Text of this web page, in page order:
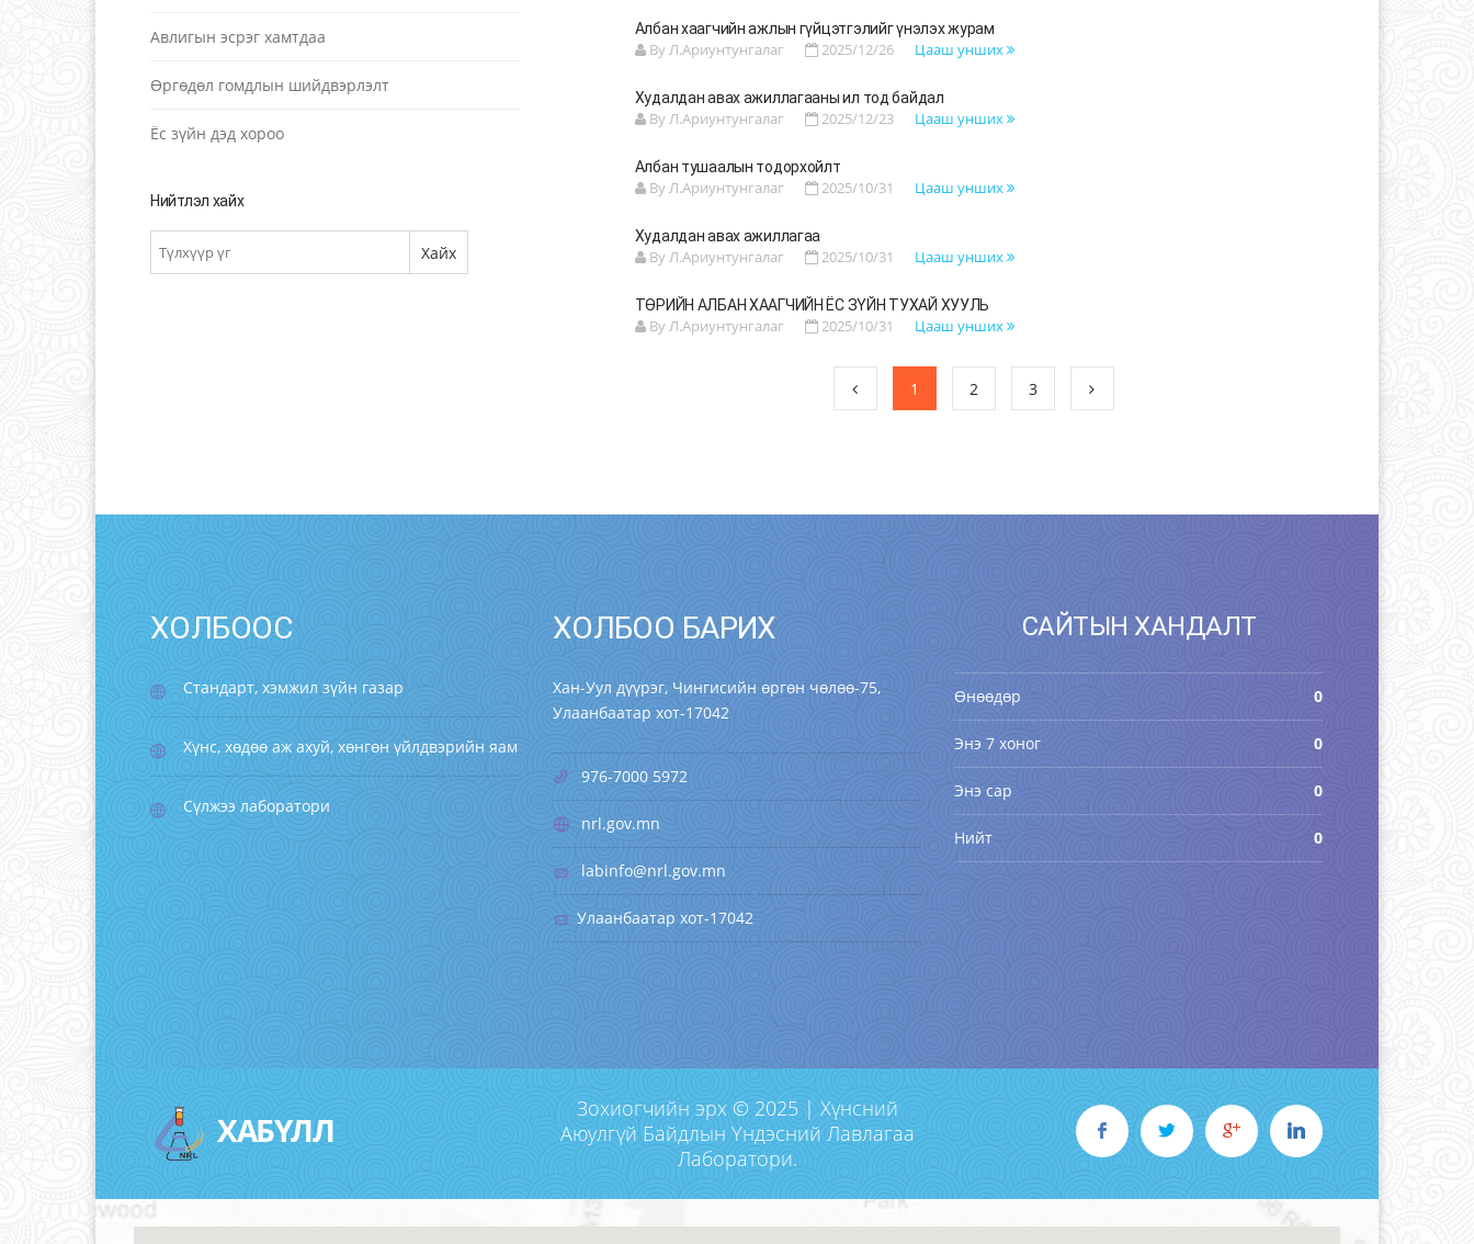
Авлигын эсрэг хамтдаа
Өргөдөл гомдлын шийдвэрлэлт
Ёс зүйн дэд хороо
Нийтлэл хайх
Албан хаагчийн ажлын гүйцэтгэлийг үнэлэх журам
By Л.Ариунтунгалаг 2025/12/26 Цааш унших
Худалдан авах ажиллагааны ил тод байдал
By Л.Ариунтунгалаг 2025/12/23 Цааш унших
Албан тушаалын тодорхойлт
By Л.Ариунтунгалаг 2025/10/31 Цааш унших
Худалдан авах ажиллагаа
By Л.Ариунтунгалаг 2025/10/31 Цааш унших
ТӨРИЙН АЛБАН ХААГЧИЙН ЁС ЗҮЙН ТУХАЙ ХУУЛЬ
By Л.Ариунтунгалаг 2025/10/31 Цааш унших
1 2 3
ХОЛБООС
Стандарт, хэмжил зүйн газар
Хүнс, хөдөө аж ахуй, хөнгөн үйлдвэрийн яам
Сүлжээ лаборатори
ХОЛБОО БАРИХ
Хан-Уул дүүрэг, Чингисийн өргөн чөлөө-75,
Улаанбаатар хот-17042
976-7000 5972
nrl.gov.mn
labinfo@nrl.gov.mn
Улаанбаатар хот-17042
САЙТЫН ХАНДАЛТ
Өнөөдөр 0
Энэ 7 хоног 0
Энэ сар 0
Нийт 0
ХАБҮЛЛ
Зохиогчийн эрх © 2025 | Хүнсний
Аюулгүй Байдлын Үндэсний Лавлагаа
Лаборатори.